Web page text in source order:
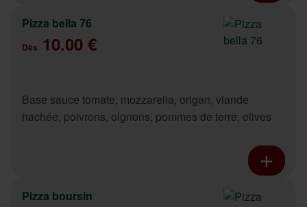
Pizza bella 76
Dès 10.00 €
Base sauce tomate, mozzarella, origan, viande
hachée, poivrons, oignons, pommes de terre, olives
Pizza boursin